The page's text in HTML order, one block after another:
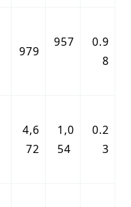
979
957
0.9
8
4,6
72
1,0
54
0.2
3